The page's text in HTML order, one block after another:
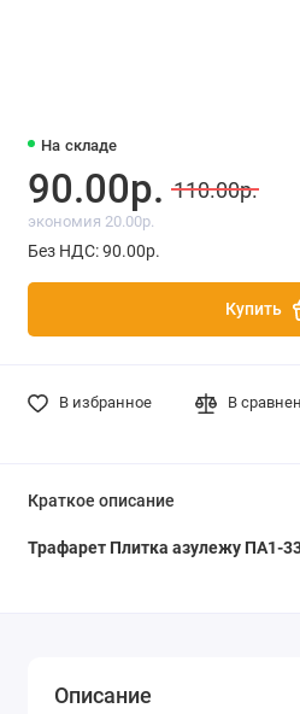
На складе
90.00р. 110.00р.
экономия 20.00р.
Без НДС: 90.00р.
Купить
В избранное В
Краткое описание
Трафарет Плитка азулежу ПА1-
Описание